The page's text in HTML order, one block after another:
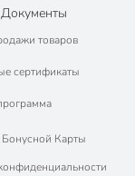
Документы
товаров
сертификаты
Карты